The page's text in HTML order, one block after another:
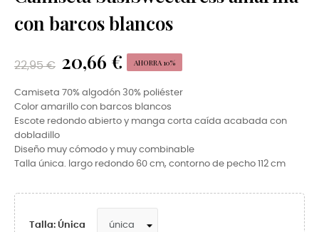
con barcos blancos
22,95 € 20,66 € AHORRA 10%
Camiseta 70% algodón 30% poliéster
Color amarillo con barcos blancos
Escote redondo abierto y manga corta caída acabada con
dobladillo
Diseño muy cómodo y muy combinable
Talla única. largo redondo 60 cm, contorno de pecho 112 cm
Talla: Única